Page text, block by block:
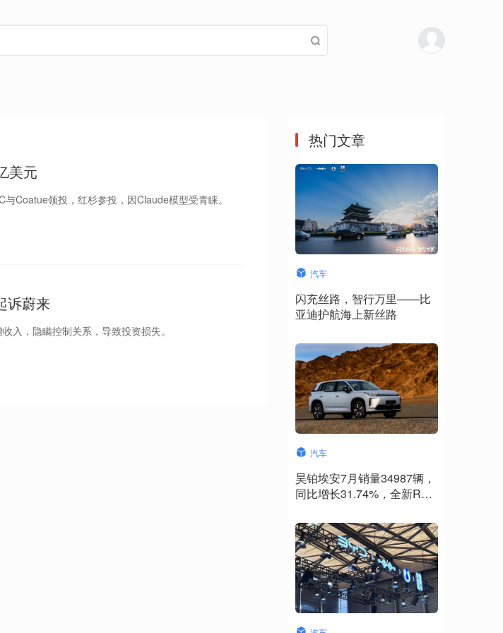
美元
Coatue领投，红杉参投，因Claude模型受青睐。
诉蔚来
入，隐瞒控制关系，导致投资损失。
热门文章
汽车
闪充丝路，智行万里——比
亚迪护航海上新丝路
汽车
昊铂埃安7月销量34987辆，
同比增长31.74%，全新Ray